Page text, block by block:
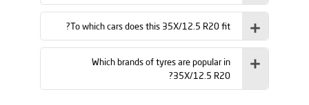
To which cars does this 35X/12.5 R20 fit?
Which brands of tyres are popular in
35X/12.5 R20?